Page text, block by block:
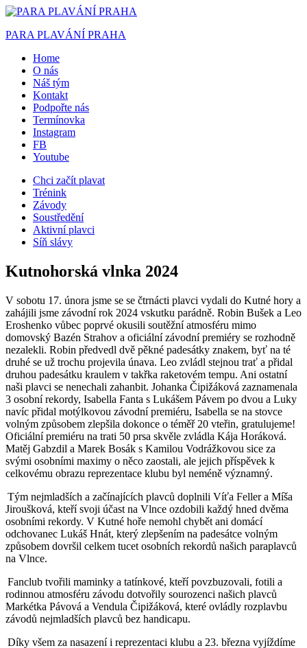
PARA PLAVÁNÍ PRAHA
Home
O nás
Náš tým
Kontakt
Podpořte nás
Termínovka
Instagram
FB
Youtube
Chci začít plavat
Trénink
Závody
Soustředění
Aktivní plavci
Síň slávy
Kutnohorská vlnka 2024
V sobotu 17. února jsme se se čtrnácti plavci vydali do Kutné hory a
zahájili jsme závodní rok 2024 vskutku parádně. Robin Bušek a Leo
Eroshenko vůbec poprvé okusili soutěžní atmosféru mimo
domovský Bazén Strahov a oficiální závodní premiéry se rozhodně
nezalekli. Robin předvedl dvě pěkné padesátky znakem, byť na té
druhé se už trochu projevila únava. Leo zvládl stejnou trať a přidal
druhou padesátku kraulem v takřka raketovém tempu. Ani ostatní
naši plavci se nenechali zahanbit. Johanka Čipižáková zaznamenala
3 osobní rekordy, Isabella Fanta s Lukášem Pávem po dvou a Luky
navíc přidal motýlkovou závodní premiéru, Isabella se na stovce
volným způsobem zlepšila dokonce o téměř 20 vteřin, gratulujeme!
Oficiální premiéru na trati 50 prsa skvěle zvládla Kája Horáková.
Matěj Gabzdil a Marek Bosák s Kamilou Vodrážkovou sice za
svými osobními maximy o něco zaostali, ale jejich příspěvek k
celkovému obrazu reprezentace klubu byl neméně významný.
Tým nejmladších a začínajících plavců doplnili Víťa Feller a Míša
Jiroušková, kteří svoji účast na Vlnce ozdobili každý hned dvěma
osobními rekordy. V Kutné hoře nemohl chybět ani domácí
odchovanec Lukáš Hnát, který zlepšením na padesátce volným
způsobem dovršil celkem tucet osobních rekordů našich paraplavců
na Vlnce.
Fanclub tvořili maminky a tatínkové, kteří povzbuzovali, fotili a
rodinnou atmosféru závodu dotvořily sourozenci našich plavců
Markétka Pávová a Vendula Čipižáková, které ovládly rozplavbu
závodů nejmladších plavců bez handicapu.
Díky všem za nasazení i reprezentaci klubu a 23. března vyjíždíme